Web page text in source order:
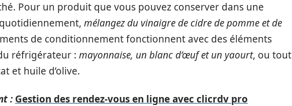
Pour un produit que vous pouvez conserver dans une
mélangez du vinaigre de cidre de pomme et de
de conditionnement fonctionnent avec des éléments
réfrigérateur : mayonnaise, un blanc d’œuf et un yaourt, ou tout
et huile d’olive.
: Gestion des rendez-vous en ligne avec clicrdv pro